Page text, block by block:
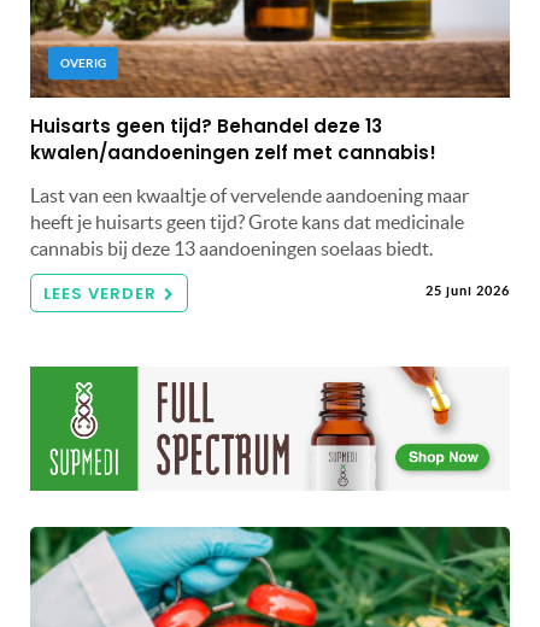
OVERIG
Huisarts geen tijd? Behandel deze 13
kwalen/aandoeningen zelf met cannabis!
Last van een kwaaltje of vervelende aandoening maar
heeft je huisarts geen tijd? Grote kans dat medicinale
cannabis bij deze 13 aandoeningen soelaas biedt.
LEES VERDER 25 juni 2026